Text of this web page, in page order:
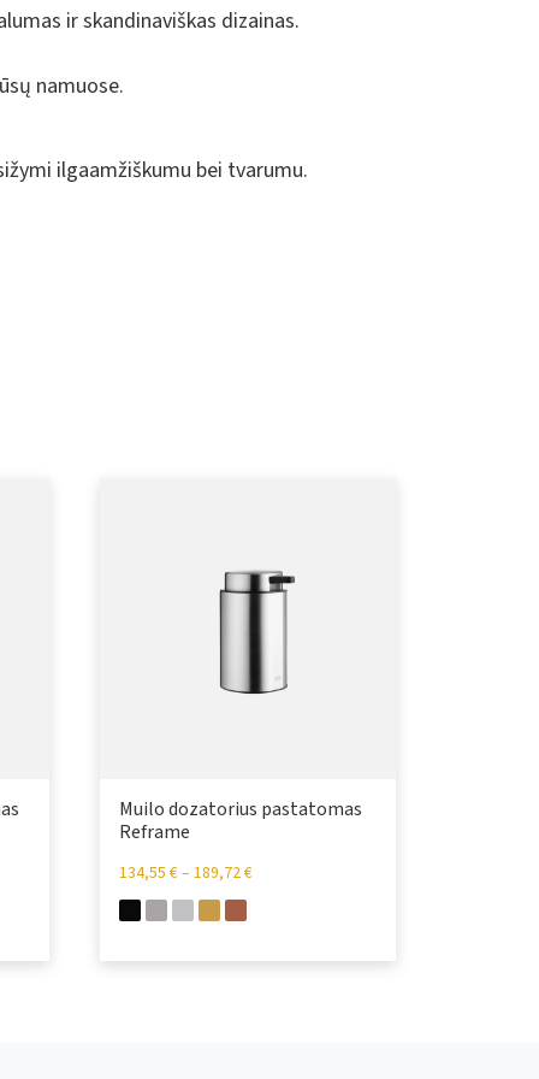
ir skandinaviškas dizainas.
namuose.
ilgaamžiškumu bei tvarumu.
Muilo dozatorius pastatomas
Reframe
134,55€–189,72€